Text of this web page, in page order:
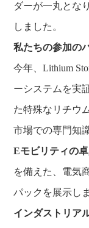
ダーが一丸とな
しました。
私たちの参加の
今年、Lithium
ーシステムを実
た特殊なリチウ
市場での専門知
Eモビリティの
を備えた、電気
パックを展示し
インダストリア